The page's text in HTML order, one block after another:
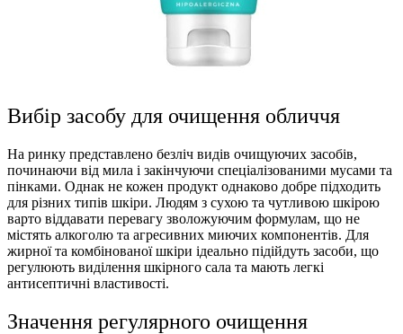
Вибір засобу для очищення обличчя
На ринку представлено безліч видів очищуючих засобів,
починаючи від мила і закінчуючи спеціалізованими мусами та
пінками. Однак не кожен продукт однаково добре підходить
для різних типів шкіри. Людям з сухою та чутливою шкірою
варто віддавати перевагу зволожуючим формулам, що не
містять алкоголю та агресивних миючих компонентів. Для
жирної та комбінованої шкіри ідеально підійдуть засоби, що
регулюють виділення шкірного сала та мають легкі
антисептичні властивості.
Значення регулярного очищення